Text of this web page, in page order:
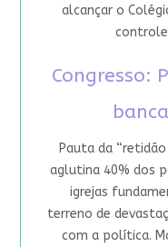
alcançar o
Congresso:
Pauta da
aglutina 40% dos
igrejas
terreno de
com a política.